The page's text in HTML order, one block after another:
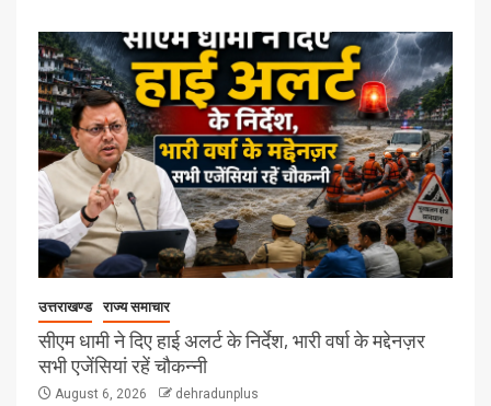
उत्तराखण्ड राज्य समाचार
सीएम धामी ने दिए हाई अलर्ट के निर्देश, भारी वर्षा के मद्देनज़र
सभी एजेंसियां रहें चौकन्नी
August 6, 2026 dehradunplus